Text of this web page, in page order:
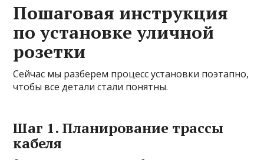
Пошаговая инструкция
по установке уличной
розетки
Сейчас мы разберем процесс установки поэтапно,
чтобы все детали стали понятны.
Шаг 1. Планирование трассы
кабеля